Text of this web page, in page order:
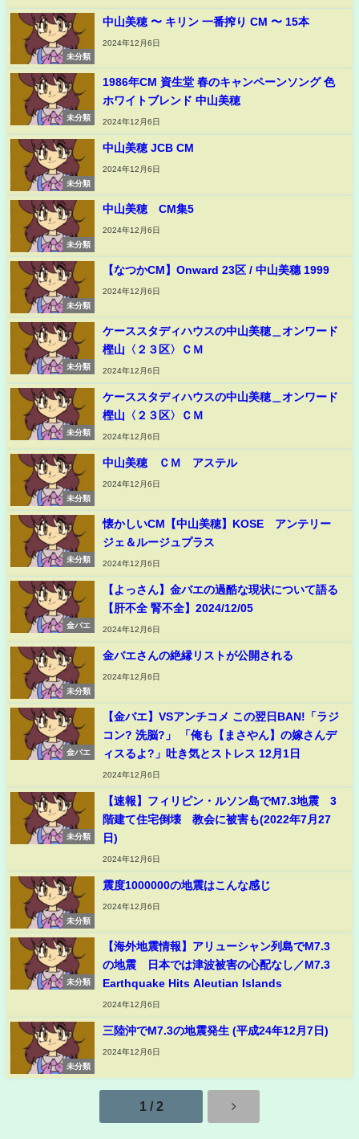
未分類
中山美穂 〜 キリン 一番搾り CM 〜 15本
2024年12月6日
未分類
1986年CM 資生堂 春のキャンペーンソング 色
ホワイトブレンド 中山美穂
2024年12月6日
未分類
中山美穂 JCB CM
2024年12月6日
未分類
中山美穂 CM集5
2024年12月6日
未分類
【なつかCM】Onward 23区 / 中山美穗 1999
2024年12月6日
未分類
ケーススタディハウスの中山美穂＿オンワード
樫山〈２３区〉ＣＭ
2024年12月6日
未分類
ケーススタディハウスの中山美穂＿オンワード
樫山〈２３区〉ＣＭ
2024年12月6日
未分類
中山美穂 ＣＭ アステル
2024年12月6日
未分類
懐かしいCM【中山美穂】KOSE アンテリー
ジェ＆ルージュプラス
2024年12月6日
金バエ
【よっさん】金バエの過酷な現状について語る
【肝不全 腎不全】2024/12/05
2024年12月6日
未分類
金バエさんの絶縁リストが公開される
2024年12月6日
金バエ
【金バエ】VSアンチコメ この翌日BAN!「ラジ
コン? 洗脳?」 「俺も【まさやん】の嫁さんデ
ィスるよ?」吐き気とストレス 12月1日
2024年12月6日
未分類
【速報】フィリピン・ルソン島でM7.3地震 3
階建て住宅倒壊 教会に被害も(2022年7月27
日)
2024年12月6日
未分類
震度1000000の地震はこんな感じ
2024年12月6日
未分類
【海外地震情報】アリューシャン列島でM7.3
の地震 日本では津波被害の心配なし／M7.3
Earthquake Hits Aleutian Islands
2024年12月6日
未分類
三陸沖でM7.3の地震発生 (平成24年12月7日)
2024年12月6日
1 / 2